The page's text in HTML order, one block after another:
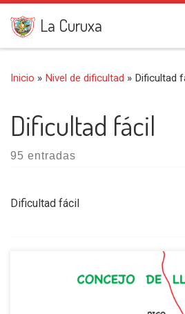
Saltar al contenido
La Curuxa
Inicio » Nivel de dificultad » Dificultad
Dificultad fácil
95 entradas
Dificultad fácil
Como es tradicional entre los